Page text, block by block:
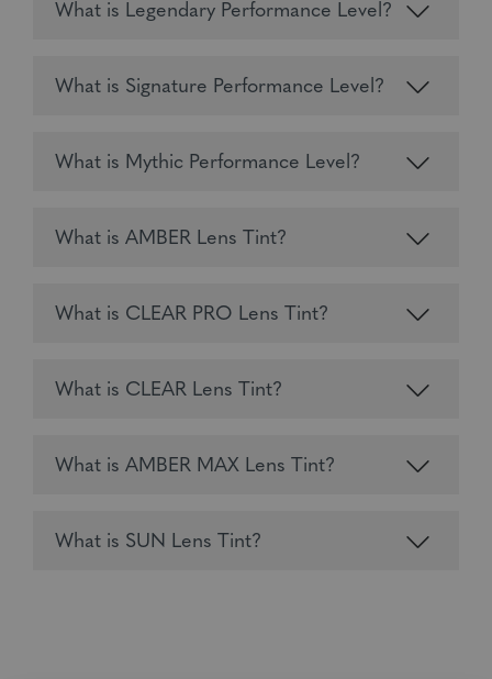
What is Legendary Performance Level?
What is Signature Performance Level?
What is Mythic Performance Level?
What is AMBER Lens Tint?
What is CLEAR PRO Lens Tint?
What is CLEAR Lens Tint?
What is AMBER MAX Lens Tint?
What is SUN Lens Tint?